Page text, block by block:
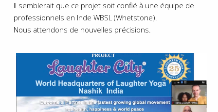
Il semblerait que ce projet soit confié à une équipe de
professionnels en Inde WBSL (Whetstone).
Nous attendons de nouvelles précisions.